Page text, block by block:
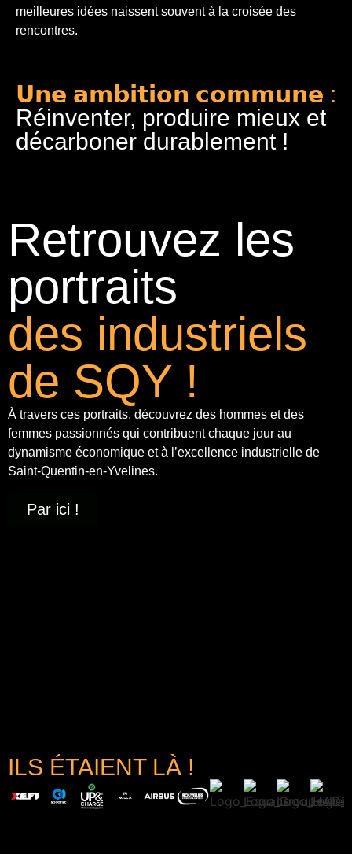
meilleures idées naissent souvent à la croisée des
rencontres.
𝗨𝗻𝗲 𝗮𝗺𝗯𝗶𝘁𝗶𝗼𝗻 𝗰𝗼𝗺𝗺𝘂𝗻𝗲 :
Réinventer, produire mieux et
décarboner durablement !
Retrouvez les
portraits
des industriels
de SQY !
À travers ces portraits, découvrez des hommes et des
femmes passionnés qui contribuent chaque jour au
dynamisme économique et à l’excellence industrielle de
Saint-Quentin-en-Yvelines.
Par ici !
ILS ÉTAIENT LÀ !